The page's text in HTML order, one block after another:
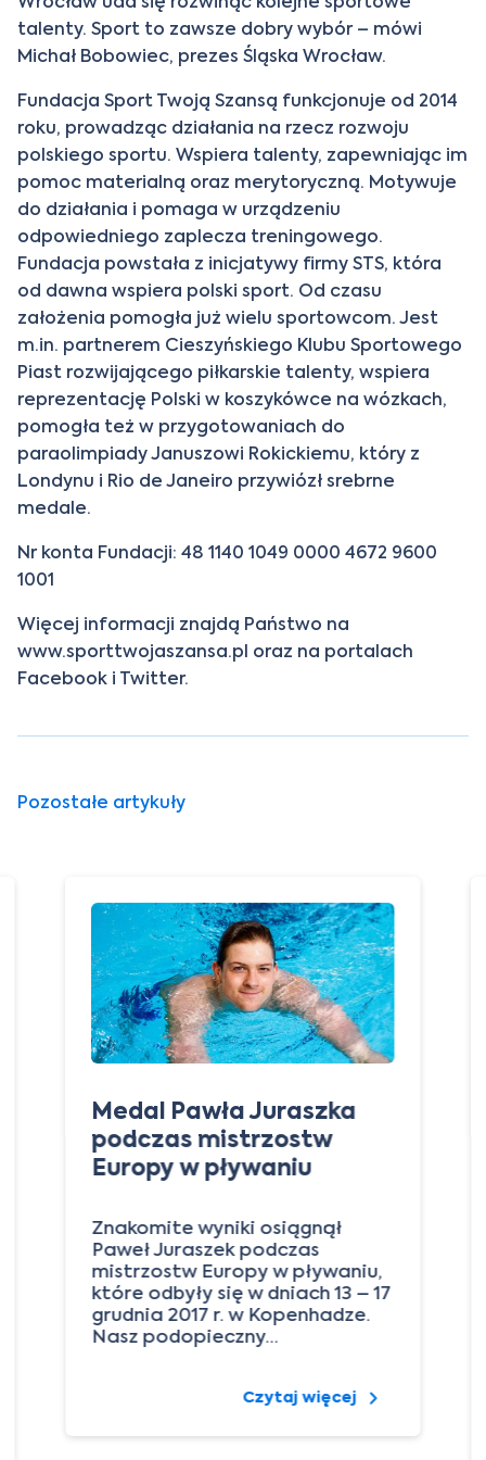
talenty. Sport to zawsze dobry wybór – mówi
Michał Bobowiec, prezes Śląska Wrocław.
Fundacja Sport Twoją Szansą funkcjonuje od 2014
roku, prowadząc działania na rzecz rozwoju
polskiego sportu. Wspiera talenty, zapewniając im
pomoc materialną oraz merytoryczną. Motywuje
do działania i pomaga w urządzeniu
odpowiedniego zaplecza treningowego.
Fundacja powstała z inicjatywy firmy STS, która
od dawna wspiera polski sport. Od czasu
założenia pomogła już wielu sportowcom. Jest
m.in. partnerem Cieszyńskiego Klubu Sportowego
Piast rozwijającego piłkarskie talenty, wspiera
reprezentację Polski w koszykówce na wózkach,
pomogła też w przygotowaniach do
paraolimpiady Januszowi Rokickiemu, który z
Londynu i Rio de Janeiro przywiózł srebrne
medale.
Nr konta Fundacji: 48 1140 1049 0000 4672 9600
1001
Więcej informacji znajdą Państwo na
www.sporttwojaszansa.pl oraz na portalach
Facebook i Twitter.
Pozostałe artykuły
Medal Pawła Juraszka
podczas mistrzostw
Europy w pływaniu
Znakomite wyniki osiągnął
Paweł Juraszek podczas
mistrzostw Europy w pływaniu,
które odbyły się w dniach 13 – 17
grudnia 2017 r. w Kopenhadze.
Nasz podopieczny…
Czytaj więcej